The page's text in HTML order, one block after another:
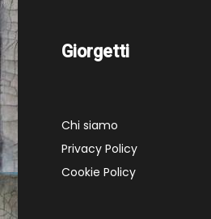
Giorgetti
Chi siamo
Privacy Policy
Cookie Policy